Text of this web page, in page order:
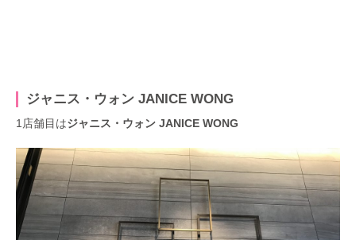
ジャニス・ウォン JANICE WONG
1店舗目はジャニス・ウォン JANICE WONG